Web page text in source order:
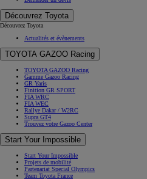
Découvrez Toyota
Découvrez Toyota
Actualités et évènements
TOYOTA GAZOO Racing
TOYOTA GAZOO Racing
Gamme Gazoo Racing
GR Yaris
Finition GR SPORT
FIA WRC
FIA WEC
Rallye Dakar / W2RC
Supra GT4
Trouvez votre Gazoo Center
Start Your Impossible
Start Your Impossible
Projets de mobilité
Partenariat Special Olympics
Team Toyota France